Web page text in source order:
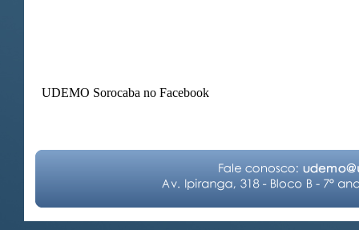
UDEMO Sorocaba no Facebook